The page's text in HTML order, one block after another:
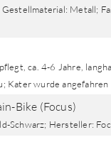
Gestellmaterial: Metall;
ca. 4-6 Jahre,
Kater wurde angefahren
Bike (Focus)
Schwarz; Hersteller: